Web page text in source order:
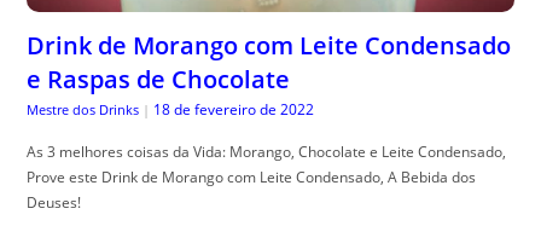
Drink de Morango com Leite Condensado
e Raspas de Chocolate
Mestre dos Drinks | 18 de fevereiro de 2022
As 3 melhores coisas da Vida: Morango, Chocolate e Leite Condensado,
Prove este Drink de Morango com Leite Condensado, A Bebida dos
Deuses!